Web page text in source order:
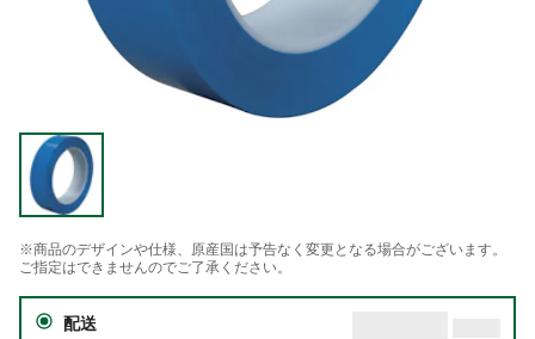
※商品のデザインや仕様、原産国は予告なく変更となる場合がございます。
ご指定はできませんのでご了承ください。
配送